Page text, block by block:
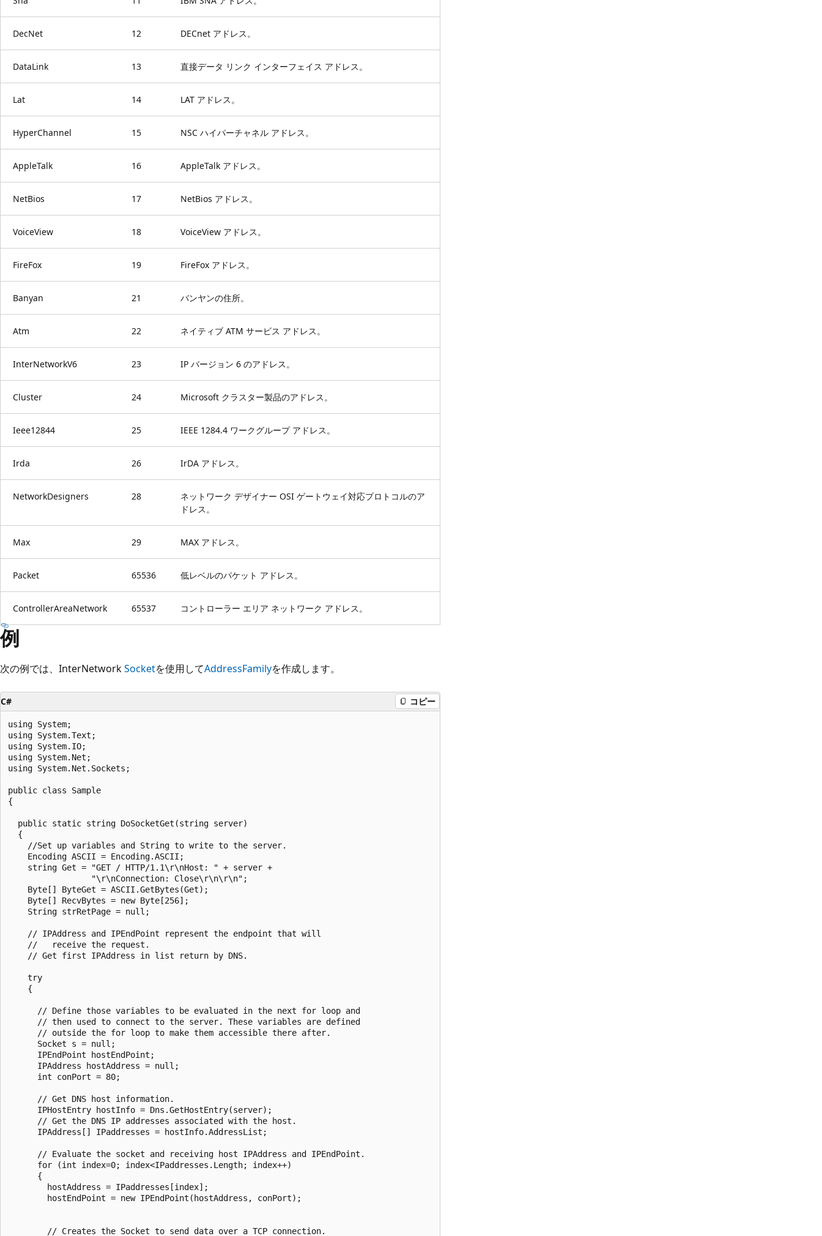
DecNet 12 DECnet アドレス。
DataLink 13 直接データ リンク インターフェイス アドレス。
Lat 14 LAT アドレス。
HyperChannel 15 NSC ハイパーチャネル アドレス。
AppleTalk 16 AppleTalk アドレス。
NetBios 17 NetBios アドレス。
VoiceView 18 VoiceView アドレス。
FireFox 19 FireFox アドレス。
Banyan 21 バンヤンの住所。
Atm 22 ネイティブ ATM サービス アドレス。
InterNetworkV6 23 IP バージョン 6 のアドレス。
Cluster 24 Microsoft クラスター製品のアドレス。
Ieee12844 25 IEEE 1284.4 ワークグループ アドレス。
Irda 26 IrDA アドレス。
NetworkDesigners 28
ネットワーク デザイナー OSI ゲートウェイ対応プロトコルのア
ドレス。
Max 29 MAX アドレス。
Packet 65536 低レベルのパケット アドレス。
ControllerAreaNetwork 65537 コントローラー エリア ネットワーク アドレス。
例
次の例では、InterNetworkSocketを使用してAddressFamilyを作成します。
C# コピー
using System;
using System.Text;
using System.IO;
using System.Net;
using System.Net.Sockets;
public class Sample
{
  public static string DoSocketGet(string server)
  {
    //Set up variables and String to write to the server.
    Encoding ASCII = Encoding.ASCII;
    string Get = "GET / HTTP/1.1\r\nHost: " + server +
                 "\r\nConnection: Close\r\n\r\n";
    Byte[] ByteGet = ASCII.GetBytes(Get);
    Byte[] RecvBytes = new Byte[256];
    String strRetPage = null;
    // IPAddress and IPEndPoint represent the endpoint that will
    //   receive the request.
    // Get first IPAddress in list return by DNS.
    try
    {
      // Define those variables to be evaluated in the next for loop and
      // then used to connect to the server. These variables are defined
      // outside the for loop to make them accessible there after.
      Socket s = null;
      IPEndPoint hostEndPoint;
      IPAddress hostAddress = null;
      int conPort = 80;
      // Get DNS host information.
      IPHostEntry hostInfo = Dns.GetHostEntry(server);
      // Get the DNS IP addresses associated with the host.
      IPAddress[] IPaddresses = hostInfo.AddressList;
      // Evaluate the socket and receiving host IPAddress and IPEndPoint.
      for (int index=0; index<IPaddresses.Length; index++)
      {
        hostAddress = IPaddresses[index];
        hostEndPoint = new IPEndPoint(hostAddress, conPort);
        // Creates the Socket to send data over a TCP connection.